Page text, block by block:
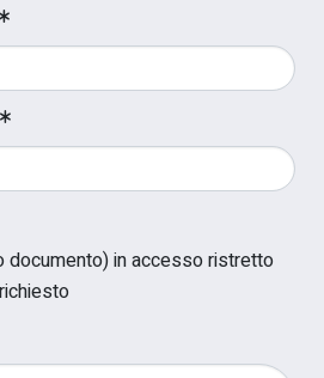
documento) in accesso ristretto